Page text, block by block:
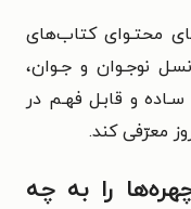
محتـوای کتاب‌های
نوجـوان و جـوان،
و قابـل فهـم در
معرّفی کند.
را به چه